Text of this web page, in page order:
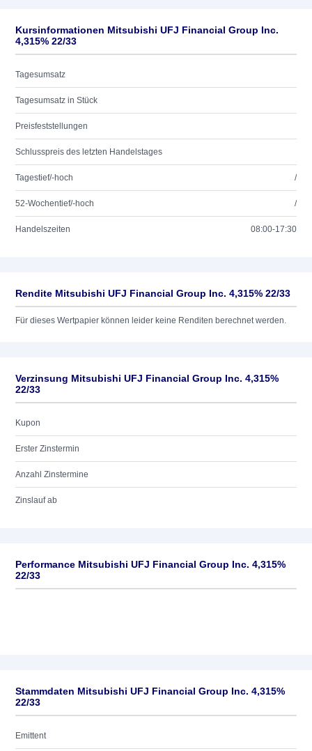
Kursinformationen Mitsubishi UFJ Financial Group Inc.
4,315% 22/33
Tagesumsatz
Tagesumsatz in Stück
Preisfeststellungen
Schlusspreis des letzten Handelstages
Tagestief/-hoch /
52-Wochentief/-hoch /
Handelszeiten 08:00-17:30
Rendite Mitsubishi UFJ Financial Group Inc. 4,315% 22/33
Für dieses Wertpapier können leider keine Renditen berechnet werden.
Verzinsung Mitsubishi UFJ Financial Group Inc. 4,315%
22/33
Kupon
Erster Zinstermin
Anzahl Zinstermine
Zinslauf ab
Performance Mitsubishi UFJ Financial Group Inc. 4,315%
22/33
Stammdaten Mitsubishi UFJ Financial Group Inc. 4,315%
22/33
Emittent